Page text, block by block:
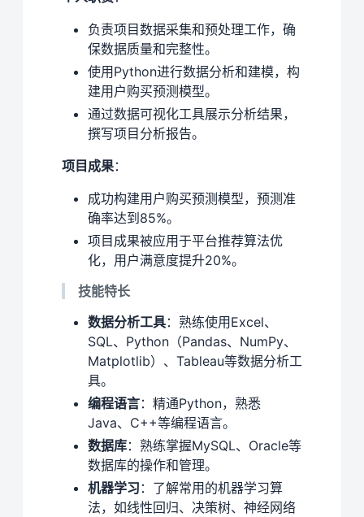
负责项目数据采集和预处理工作，确
保数据质量和完整性。
使用Python进行数据分析和建模，构
建用户购买预测模型。
通过数据可视化工具展示分析结果，
撰写项目分析报告。
项目成果：
成功构建用户购买预测模型，预测准
确率达到85%。
项目成果被应用于平台推荐算法优
化，用户满意度提升20%。
技能特长
数据分析工具：熟练使用Excel、
SQL、Python（Pandas、NumPy、
Matplotlib）、Tableau等数据分析工
具。
编程语言：精通Python，熟悉
Java、C++等编程语言。
数据库：熟练掌握MySQL、Oracle等
数据库的操作和管理。
机器学习 ：了解常用的机器学习算
法，如线性回归、决策树、神经网络